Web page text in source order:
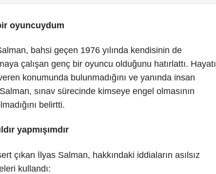
oyuncuydum
bahsi geçen 1976 yılında kendisinin de
çalışan genç bir oyuncu olduğunu hatırlattı. Hayatı
konumunda bulunmadığını ve yanında insan
sınav sürecinde kimseye engel olmasının
belirtti.
yapmışımdır
çıkan İlyas Salman, hakkındaki iddiaların asılsız
kullandı: